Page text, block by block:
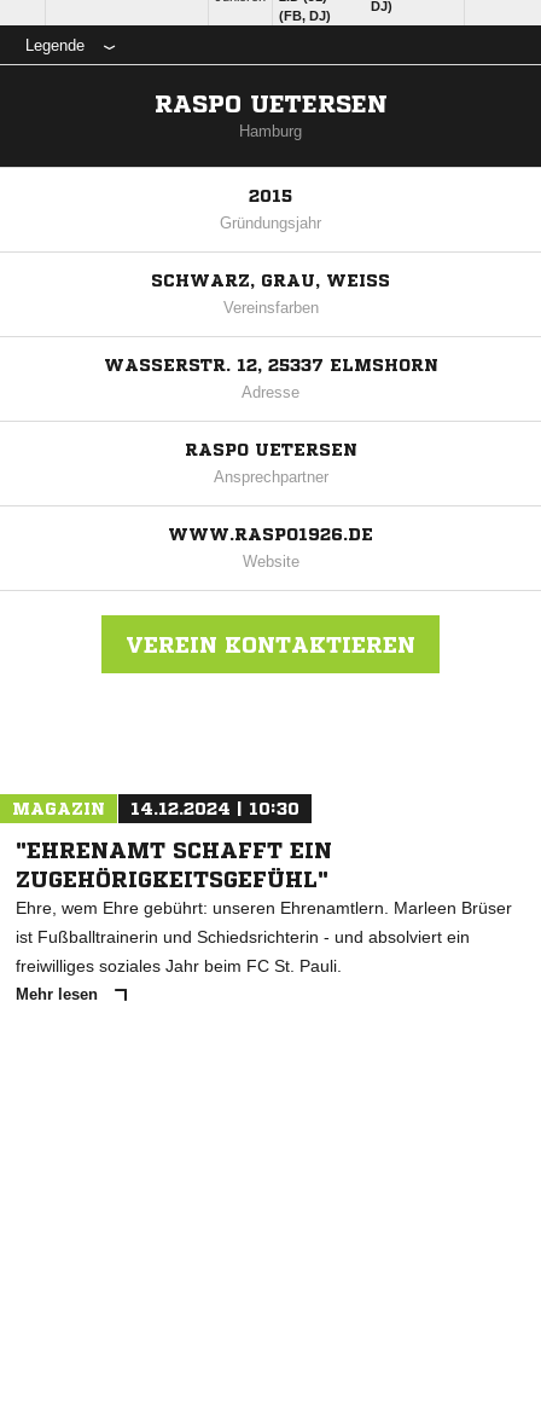
(FB, DJ)
DJ)
Legende
RASPO UETERSEN
Hamburg
2015
Gründungsjahr
SCHWARZ, GRAU, WEISS
Vereinsfarben
WASSERSTR. 12, 25337 ELMSHORN
Adresse
RASPO UETERSEN
Ansprechpartner
WWW.RASPO1926.DE
Website
VEREIN KONTAKTIEREN
MAGAZIN 14.12.2024 | 10:30
"EHRENAMT SCHAFFT EIN
ZUGEHÖRIGKEITSGEFÜHL"
Ehre, wem Ehre gebührt: unseren Ehrenamtlern. Marleen Brüser
ist Fußballtrainerin und Schiedsrichterin - und absolviert ein
freiwilliges soziales Jahr beim FC St. Pauli.
Mehr lesen